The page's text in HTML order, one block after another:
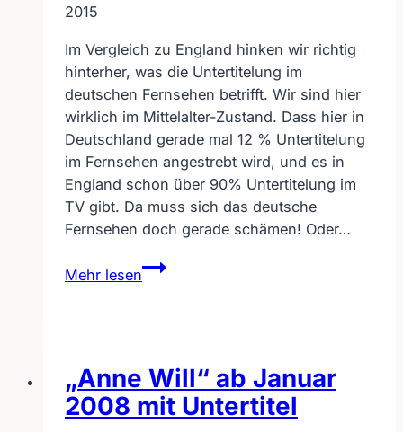
2015
Im Vergleich zu England hinken wir richtig
hinterher, was die Untertitelung im
deutschen Fernsehen betrifft. Wir sind hier
wirklich im Mittelalter-Zustand. Dass hier in
Deutschland gerade mal 12 % Untertitelung
im Fernsehen angestrebt wird, und es in
England schon über 90% Untertitelung im
TV gibt. Da muss sich das deutsche
Fernsehen doch gerade schämen! Oder…
Mehr lesen
England
uns
Sachen
Untertitel
„Anne Will“ ab Januar
2008 mit Untertitel